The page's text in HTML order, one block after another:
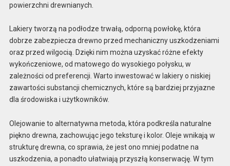
powierzchni drewnianych.
Lakiery tworzą na podłodze trwałą, odporną powłokę, która
dobrze zabezpiecza drewno przed mechaniczny uszkodzeniami
oraz przed wilgocią. Dzięki nim można uzyskać różne efekty
wykończeniowe, od matowego do wysokiego połysku, w
zależności od preferencji. Warto inwestować w lakiery o niskiej
zawartości substancji chemicznych, które są bardziej przyjazne
dla środowiska i użytkowników.
Olejowanie to alternatywna metoda, która podkreśla naturalne
piękno drewna, zachowując jego teksturę i kolor. Oleje wnikają w
strukturę drewna, co sprawia, że jest ono mniej podatne na
uszkodzenia, a ponadto ułatwiają przyszłą konserwację. W tym